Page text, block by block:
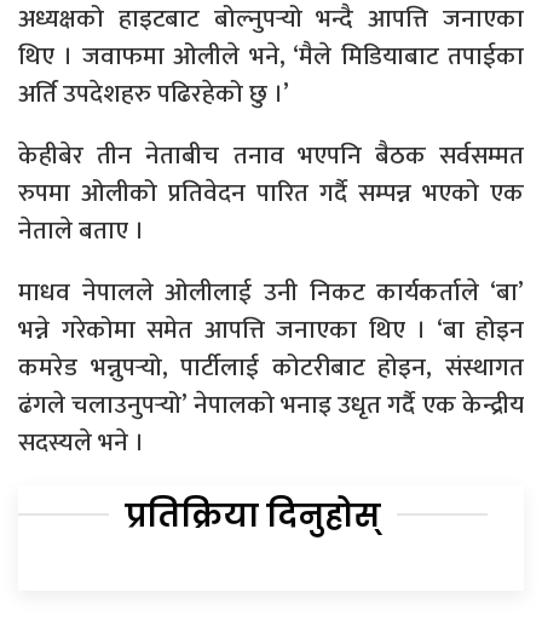
अध्यक्षको हाइटबाट बोल्नुपर्‍यो भन्दै आपत्ति जनाएका
थिए । जवाफमा ओलीले भने, ‘मैले मिडियाबाट तपाईका
अर्ति उपदेशहरु पढिरहेको छु ।’
केहीबेर तीन नेताबीच तनाव भएपनि बैठक सर्वसम्मत
रुपमा ओलीको प्रतिवेदन पारित गर्दै सम्पन्न भएको एक
नेताले बताए ।
माधव नेपालले ओलीलाई उनी निकट कार्यकर्ताले ‘बा’
भन्ने गरेकोमा समेत आपत्ति जनाएका थिए । ‘बा होइन
कमरेड भन्नुपर्‍यो, पार्टीलाई कोटरीबाट होइन, संस्थागत
ढंगले चलाउनुपर्‍यो’ नेपालको भनाइ उधृत गर्दै एक केन्द्रीय
सदस्यले भने ।
प्रतिक्रिया दिनुहोस्